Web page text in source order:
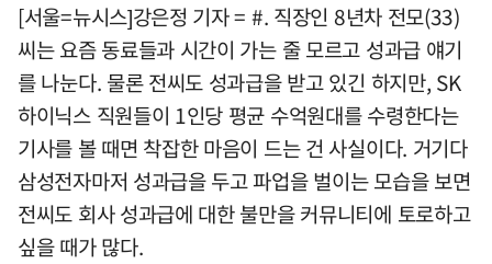
[서울=뉴시스]강은정 기자 = #. 직장인 8년차 전모(33)
씨는 요즘 동료들과 시간이 가는 줄 모르고 성과급 얘기
를 나눈다. 물론 전씨도 성과급을 받고 있긴 하지만, SK
하이닉스 직원들이 1인당 평균 수억원대를 수령한다는
기사를 볼 때면 착잡한 마음이 드는 건 사실이다. 거기다
삼성전자마저 성과급을 두고 파업을 벌이는 모습을 보면
전씨도 회사 성과급에 대한 불만을 커뮤니티에 토로하고
싶을 때가 많다.